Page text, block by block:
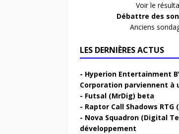
Voir le
Débattre des
Anciens
LES DERNIÈRES ACTUS
Hyperion Entertainment
Corporation parviennent à
Futsal (MrDig) beta
Raptor Call Shadows RTG
Nova Squadron (Digital
développement